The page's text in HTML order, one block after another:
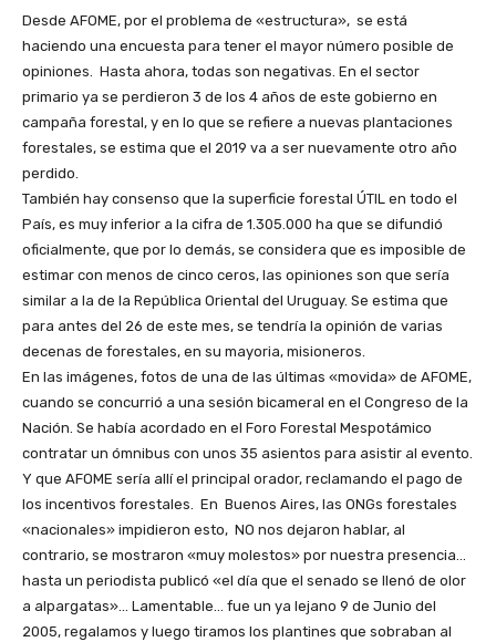
Desde AFOME, por el problema de «estructura», se está
haciendo una encuesta para tener el mayor número posible de
opiniones. Hasta ahora, todas son negativas. En el sector
primario ya se perdieron 3 de los 4 años de este gobierno en
campaña forestal, y en lo que se refiere a nuevas plantaciones
forestales, se estima que el 2019 va a ser nuevamente otro año
perdido.
También hay consenso que la superficie forestal ÚTIL en todo el
País, es muy inferior a la cifra de 1.305.000 ha que se difundió
oficialmente, que por lo demás, se considera que es imposible de
estimar con menos de cinco ceros, las opiniones son que sería
similar a la de la República Oriental del Uruguay. Se estima que
para antes del 26 de este mes, se tendría la opinión de varias
decenas de forestales, en su mayoria, misioneros.
En las imágenes, fotos de una de las últimas «movida» de AFOME,
cuando se concurrió a una sesión bicameral en el Congreso de la
Nación. Se había acordado en el Foro Forestal Mespotámico
contratar un ómnibus con unos 35 asientos para asistir al evento.
Y que AFOME sería allí el principal orador, reclamando el pago de
los incentivos forestales. En Buenos Aires, las ONGs forestales
«nacionales» impidieron esto, NO nos dejaron hablar, al
contrario, se mostraron «muy molestos» por nuestra presencia…
hasta un periodista publicó «el día que el senado se llenó de olor
a alpargatas»… Lamentable… fue un ya lejano 9 de Junio del
2005, regalamos y luego tiramos los plantines que sobraban al